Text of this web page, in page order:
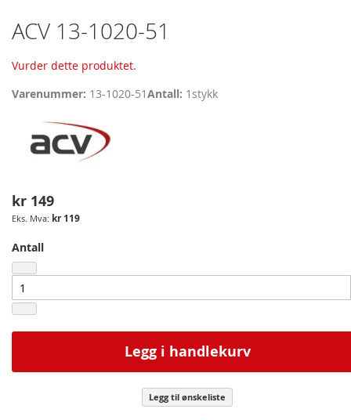
Skip
to
beginning
the
gallery
ACV 13-1020-51
Vurder dette produktet.
Varenummer 13-1020-51Antall 1 stykk
kr 149
kr 119
Antall
Legg i handlekurv
Legg til ønskeliste